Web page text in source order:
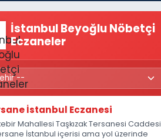
İstanbul Beyoğlu Nöbetçi
Eczaneler
İstanbul Eczanesi
Mahallesi Taşkızak Tersanesi Caddesi
İstanbul içerisi ama yol üzerinde